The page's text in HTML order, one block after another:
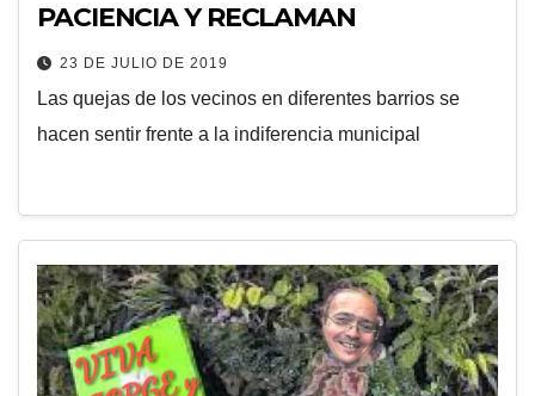
PACIENCIA Y RECLAMAN
23 DE JULIO DE 2019
Las quejas de los vecinos en diferentes barrios se
hacen sentir frente a la indiferencia municipal